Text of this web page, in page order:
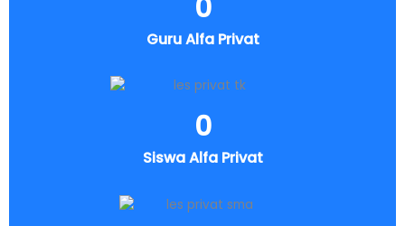
Guru Alfa Privat
0
Siswa Alfa Privat
0